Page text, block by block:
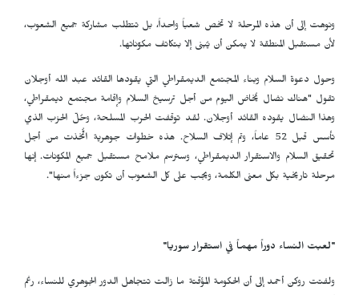
ونوهت إلى أن هذه المرحلة لا تخص شعباً واحداً، بل تتطلب مشاركة جميع الشعوب،
لأن مستقبل المنطقة لا يمكن أن يُبنى إلا بتكاتف مكوّناتها.
وحول دعوة السلام وبناء المجتمع الديمقراطي التي يقودها القائد عبد الله أوجلان
تقول "هناك نضال يُخاض اليوم من أجل ترسيخ السلام وإقامة مجتمع ديمقراطي،
وهذا النضال يقوده القائد أوجلان. لقد توقفت الحرب المسلحة، وحُلّ الحزب الذي
تأسس قبل 52 عاماً، وتم إتلاف السلاح. هذه خطوات جوهرية اتُّخذت من أجل
تحقيق السلام والاستقرار الديمقراطي، وسترسم ملامح مستقبل جميع المكوّنات. إنها
مرحلة تاريخية بكل معنى الكلمة، ويجب على كل الشعوب أن تكون جزءاً منها".
"لعبت النساء دوراً مهماً في استقرار سوريا"
ولفتت روكن أحمد إلى أن الحكومة المؤقتة ما زالت تتجاهل الدور الجوهري للنساء، رغم